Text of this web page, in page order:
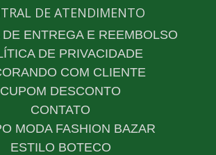
DE ATENDIMENTO
ENTREGA E REEMBOLSO
DE PRIVACIDADE
COM CLIENTE
CUPOM DESCONTO
CONTATO
MODA FASHION BAZAR
ESTILO BOTECO